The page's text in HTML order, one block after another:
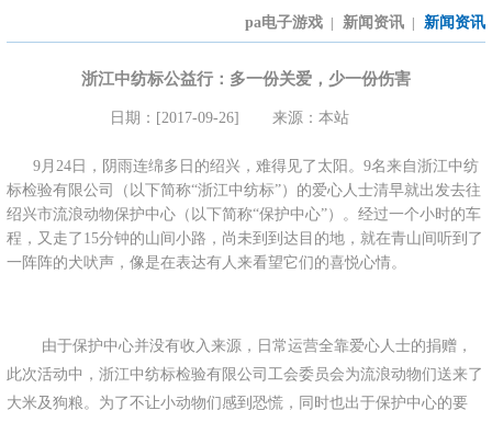
pa电子游戏 新闻资讯 新闻资讯
浙江中纺标公益行：多一份关爱，少一份伤害
日期：[2017-09-26] 来源：本站
9月24日，阴雨连绵多日的绍兴，难得见了太阳。9名来自浙江中纺
标检验有限公司（以下简称“浙江中纺标”）的爱心人士清早就出发去往
绍兴市流浪动物保护中心（以下简称“保护中心”）。经过一个小时的车
程，又走了15分钟的山间小路，尚未到到达目的地，就在青山间听到了
一阵阵的犬吠声，像是在表达有人来看望它们的喜悦心情。
由于保护中心并没有收入来源，日常运营全靠爱心人士的捐赠，
此次活动中，浙江中纺标检验有限公司工会委员会为流浪动物们送来了
大米及狗粮。为了不让小动物们感到恐慌，同时也出于保护中心的要